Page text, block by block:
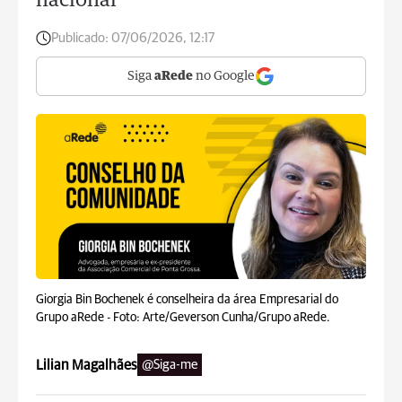
Publicado: 07/06/2026, 12:17
Siga aRede no Google
Giorgia Bin Bochenek é conselheira da área Empresarial do
Grupo aRede - Foto: Arte/Geverson Cunha/Grupo aRede.
Lilian Magalhães @Siga-me